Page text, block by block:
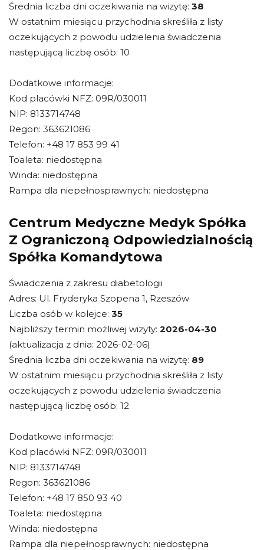
Średnia liczba dni oczekiwania na wizytę: 38
W ostatnim miesiącu przychodnia skreśliła z listy
oczekujących z powodu udzielenia świadczenia
następującą liczbę osób: 10
Dodatkowe informacje:
Kod placówki NFZ: 09R/030011
NIP: 8133714748
Regon: 363621086
Telefon: +48 17 853 99 41
Toaleta: niedostępna
Winda: niedostępna
Rampa dla niepełnosprawnych: niedostępna
Centrum Medyczne Medyk Spółka
Z Ograniczoną Odpowiedzialnością
Spółka Komandytowa
Świadczenia z zakresu diabetologii
Adres: Ul. Fryderyka Szopena 1, Rzeszów
Liczba osób w kolejce: 35
Najbliższy termin możliwej wizyty: 2026-04-30
(aktualizacja z dnia: 2026-02-06)
Średnia liczba dni oczekiwania na wizytę: 89
W ostatnim miesiącu przychodnia skreśliła z listy
oczekujących z powodu udzielenia świadczenia
następującą liczbę osób: 12
Dodatkowe informacje:
Kod placówki NFZ: 09R/030011
NIP: 8133714748
Regon: 363621086
Telefon: +48 17 850 93 40
Toaleta: niedostępna
Winda: niedostępna
Rampa dla niepełnosprawnych: niedostępna